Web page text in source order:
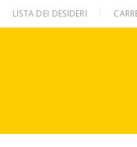
LISTA DEI DESIDERI